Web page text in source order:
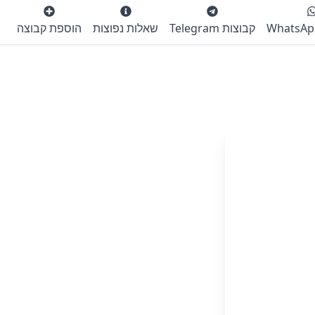
קבוצות Telegram שאלות נפוצות הוספת קבוצה